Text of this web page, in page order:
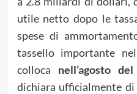
utile netto dopo le
spese di
tassello importante
colloca nell’agosto
dichiara ufficialmente